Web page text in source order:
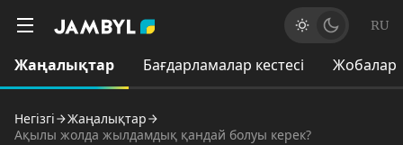
RU
Жаңалықтар Бағдарламалар кестесі Жобалар
Негізгі
Жаңалықтар
Ақылы жолда жылдамдық қандай болуы керек?